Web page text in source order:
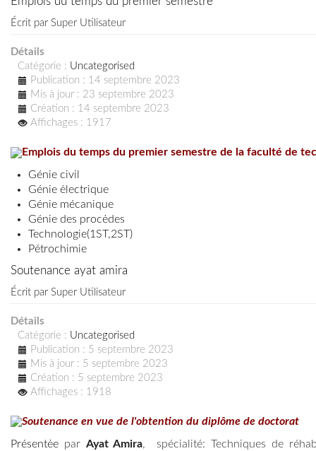
Écrit par Super Utilisateur
Détails
Catégorie : Uncategorised
Publication : 14 septembre 2023
Mis à jour : 23 septembre 2023
Création : 14 septembre 2023
Affichages : 1917
Emplois du temps du premier semestre de la faculté de
Génie civil
Génie ėlectrique
Génie mécanique
Génie des procėdes
Technologie(1ST,2ST)
Pétrochimie
Soutenance ayat amira
Écrit par Super Utilisateur
Détails
Catégorie : Uncategorised
Publication : 5 septembre 2023
Mis à jour : 5 septembre 2023
Création : 5 septembre 2023
Affichages : 1918
Soutenance en vue de l'obtention du diplôme de doctorat
Présentėe par Ayat Amira, spécialité: Techniques de